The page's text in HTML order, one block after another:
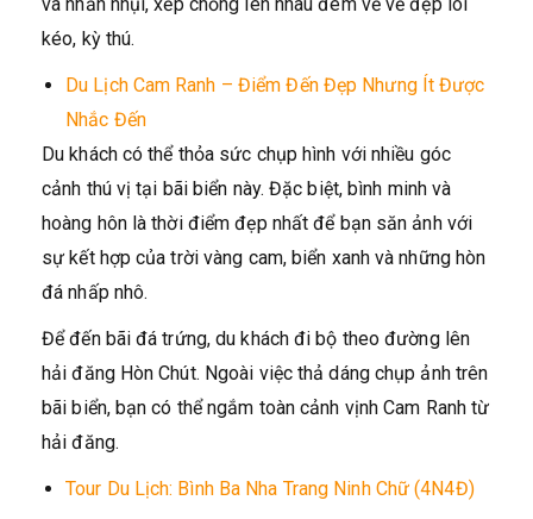
kéo, kỳ thú.
Du Lịch Cam Ranh – Điểm Đến Đẹp Nhưng Ít Được
Nhắc Đến
Du khách có thể thỏa sức chụp hình với nhiều góc
cảnh thú vị tại bãi biển này. Đặc biệt, bình minh và
hoàng hôn là thời điểm đẹp nhất để bạn săn ảnh với
sự kết hợp của trời vàng cam, biển xanh và những hòn
đá nhấp nhô.
Để đến bãi đá trứng, du khách đi bộ theo đường lên
hải đăng Hòn Chút. Ngoài việc thả dáng chụp ảnh trên
bãi biển, bạn có thể ngắm toàn cảnh vịnh Cam Ranh từ
hải đăng.
Tour Du Lịch: Bình Ba Nha Trang Ninh Chữ (4N4Đ)